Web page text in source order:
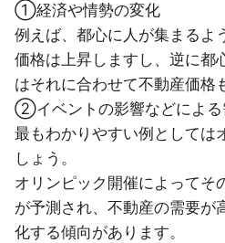
①経済や情勢の変化
例えば、都心に人が集まるよ
価格は上昇しますし、逆に都
はそれに合わせて不動産価格
②イベントの影響などによる
最もわかりやすい例としては
しょう。
オリンピック開催によってそ
が予測され、不動産の需要が
化する傾向があります。